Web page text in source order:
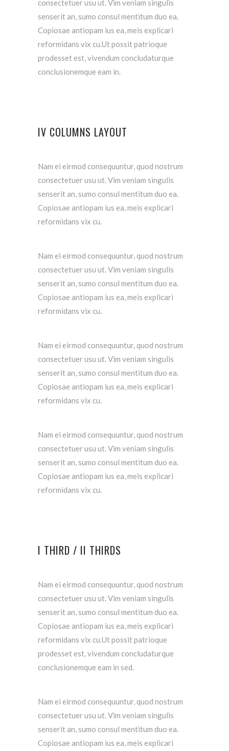
consectetuer usu ut. Vim veniam singulis
senserit an, sumo consul mentitum duo ea.
Copiosae antiopam ius ea, meis explicari
reformidans vix cu.Ut possit patrioque
prodesset est, vivendum concludaturque
conclusionemque eam in.
IV COLUMNS LAYOUT
Nam ei eirmod consequuntur, quod nostrum
consectetuer usu ut. Vim veniam singulis
senserit an, sumo consul mentitum duo ea.
Copiosae antiopam ius ea, meis explicari
reformidans vix cu.
Nam ei eirmod consequuntur, quod nostrum
consectetuer usu ut. Vim veniam singulis
senserit an, sumo consul mentitum duo ea.
Copiosae antiopam ius ea, meis explicari
reformidans vix cu.
Nam ei eirmod consequuntur, quod nostrum
consectetuer usu ut. Vim veniam singulis
senserit an, sumo consul mentitum duo ea.
Copiosae antiopam ius ea, meis explicari
reformidans vix cu.
Nam ei eirmod consequuntur, quod nostrum
consectetuer usu ut. Vim veniam singulis
senserit an, sumo consul mentitum duo ea.
Copiosae antiopam ius ea, meis explicari
reformidans vix cu.
I THIRD / II THIRDS
Nam ei eirmod consequuntur, quod nostrum
consectetuer usu ut. Vim veniam singulis
senserit an, sumo consul mentitum duo ea.
Copiosae antiopam ius ea, meis explicari
reformidans vix cu.Ut possit patrioque
prodesset est, vivendum concludaturque
conclusionemque eam in sed.
Nam ei eirmod consequuntur, quod nostrum
consectetuer usu ut. Vim veniam singulis
senserit an, sumo consul mentitum duo ea.
Copiosae antiopam ius ea, meis explicari